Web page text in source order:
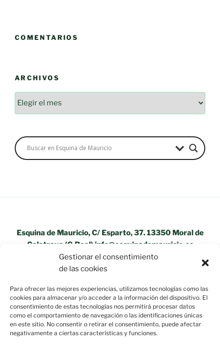
Gestionar el consentimiento
de las cookies
Para ofrecer las mejores experiencias, utilizamos tecnologías como las
cookies para almacenar y/o acceder a la información del dispositivo. El
consentimiento de estas tecnologías nos permitirá procesar datos
como el comportamiento de navegación o las identificaciones únicas
en este sitio. No consentir o retirar el consentimiento, puede afectar
negativamente a ciertas características y funciones.
COMENTARIOS
ARCHIVOS
Esquina de Mauricio, C/ Esparto, 37. 13350 Moral de
Calatrava (C.Real) info@esquinademauricio.es
«Aviso Legal»